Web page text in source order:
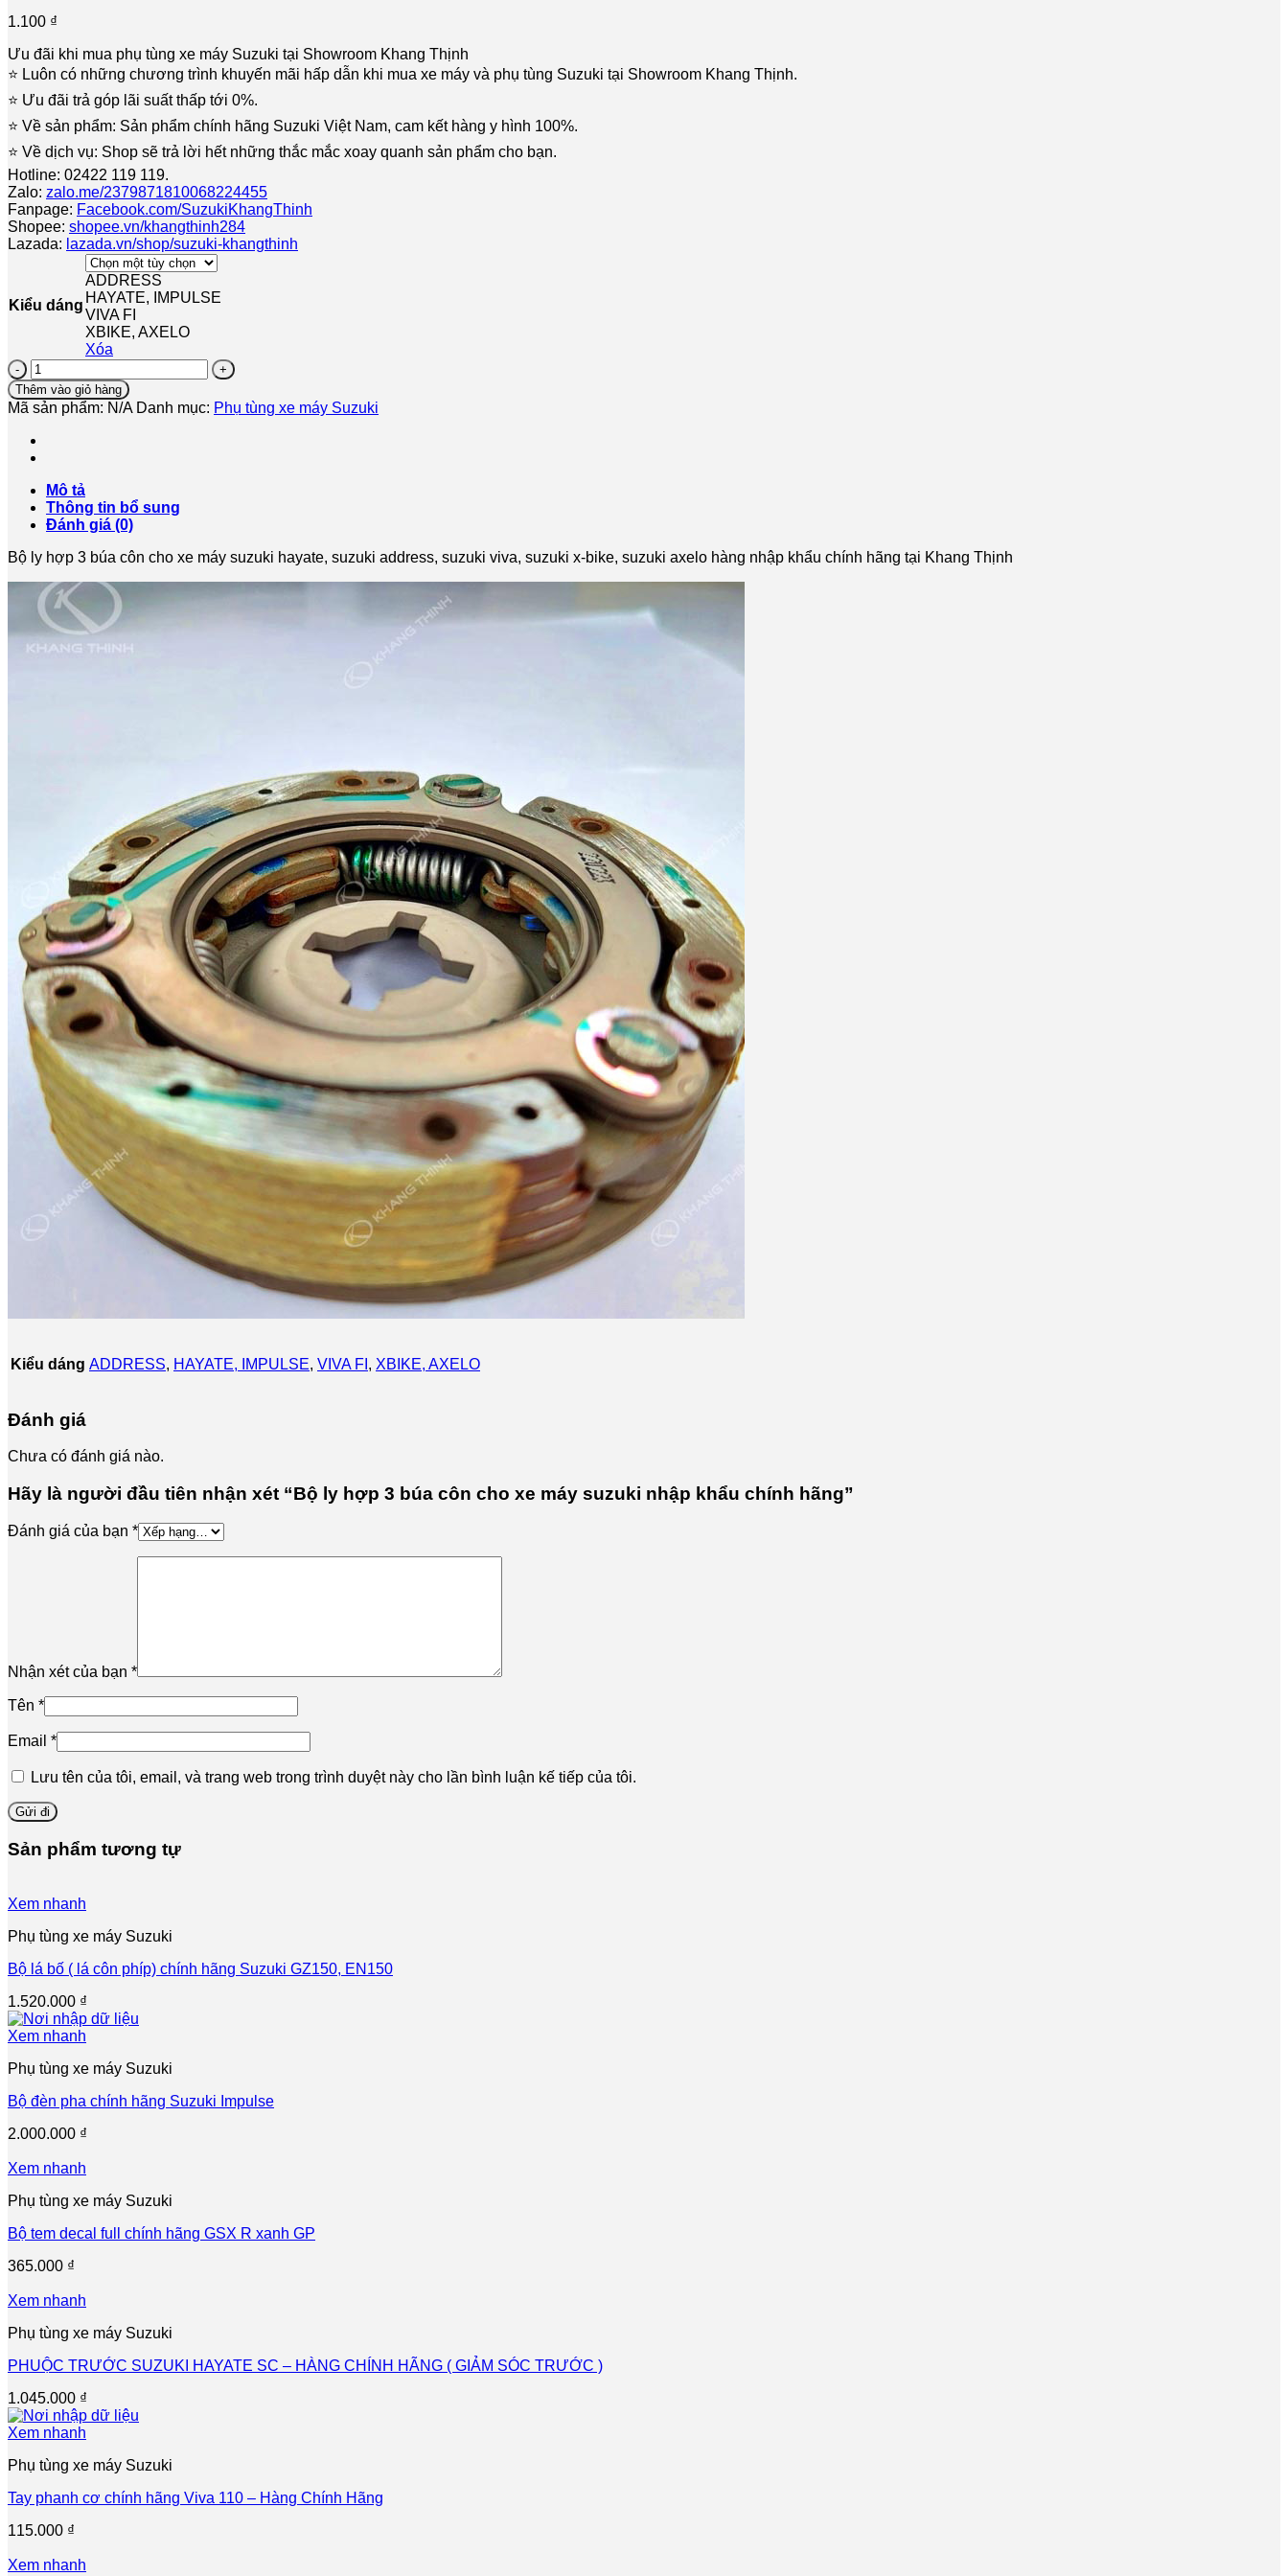
1.100 ₫
Ưu đãi khi mua phụ tùng xe máy Suzuki tại Showroom Khang Thịnh
⭐️ Luôn có những chương trình khuyến mãi hấp dẫn khi mua xe máy và phụ tùng Suzuki tại Showroom Khang Thịnh.
⭐️ Ưu đãi trả góp lãi suất thấp tới 0%.
⭐️ Về sản phẩm: Sản phẩm chính hãng Suzuki Việt Nam, cam kết hàng y hình 100%.
⭐️ Về dịch vụ: Shop sẽ trả lời hết những thắc mắc xoay quanh sản phẩm cho bạn.
Hotline: 02422 119 119.
Zalo: zalo.me/2379871810068224455
Fanpage: Facebook.com/SuzukiKhangThinh
Shopee: shopee.vn/khangthinh284
Lazada: lazada.vn/shop/suzuki-khangthinh
Kiểu dáng
ADDRESS
HAYATE, IMPULSE
VIVA FI
XBIKE, AXELO
Xóa
Bộ
ly
hợp
3
búa
côn
xe
máy
suzuki
khẩu
hãng
số
lượng
Thêm vào giỏ hàng
Mã sản phẩm: N/A Danh mục: Phụ tùng xe máy Suzuki
Mô tả
Thông tin bổ sung
Đánh giá (0)
Bộ ly hợp 3 búa côn cho xe máy suzuki hayate, suzuki address, suzuki viva, suzuki x-bike, suzuki axelo hàng nhập khẩu chính hãng tại Khang Thịnh
Kiểu dáng ADDRESS, HAYATE, IMPULSE, VIVA FI , XBIKE, AXELO
Đánh giá
Chưa có đánh giá nào.
Hãy là người đầu tiên nhận xét “Bộ ly hợp 3 búa côn cho xe máy suzuki nhập khẩu chính hãng”
Đánh giá của bạn *
Nhận xét của bạn *
Tên *
Email *
Lưu tên của tôi, email, và trang web trong trình duyệt này cho lần bình luận kế tiếp của tôi.
Sản phẩm tương tự
Xem nhanh
Phụ tùng xe máy Suzuki
Bộ lá bố ( lá côn phíp) chính hãng Suzuki GZ150, EN150
1.520.000 ₫
Xem nhanh
Phụ tùng xe máy Suzuki
Bộ đèn pha chính hãng Suzuki Impulse
2.000.000 ₫
Xem nhanh
Phụ tùng xe máy Suzuki
Bộ tem decal full chính hãng GSX R xanh GP
365.000 ₫
Xem nhanh
Phụ tùng xe máy Suzuki
PHUỘC TRƯỚC SUZUKI HAYATE SC – HÀNG CHÍNH HÃNG ( GIẢM SÓC TRƯỚC )
1.045.000 ₫
Xem nhanh
Phụ tùng xe máy Suzuki
Tay phanh cơ chính hãng Viva 110 – Hàng Chính Hãng
115.000 ₫
Xem nhanh